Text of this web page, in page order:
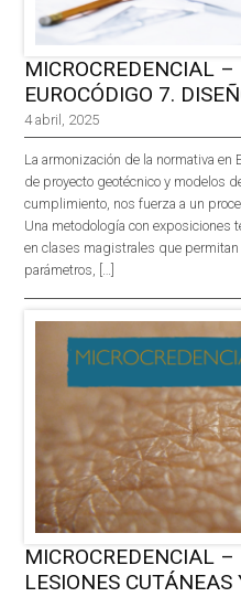
MICROCREDENCIAL
EUROCÓDIGO 7.
4 abril, 2025
La armonización de la normativa
de proyecto geotécnico y modelos
cumplimiento, nos fuerza a un
Una metodología con exposiciones
en clases magistrales que
parámetros, […]
MICROCREDENCIAL
LESIONES